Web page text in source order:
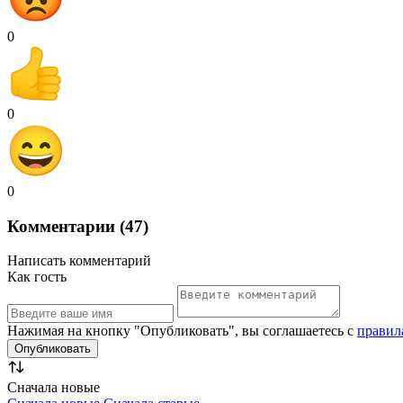
0
0
0
Комментарии (47)
Написать комментарий
Как гость
Нажимая на кнопку "Опубликовать", вы соглашаетесь с
Сначала новые